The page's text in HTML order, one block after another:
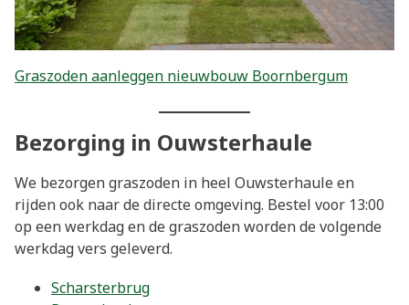
Graszoden aanleggen nieuwbouw Boornbergum
Bezorging in Ouwsterhaule
We bezorgen graszoden in heel Ouwsterhaule en
rijden ook naar de directe omgeving. Bestel voor 13:00
op een werkdag en de graszoden worden de volgende
werkdag vers geleverd.
Scharsterbrug